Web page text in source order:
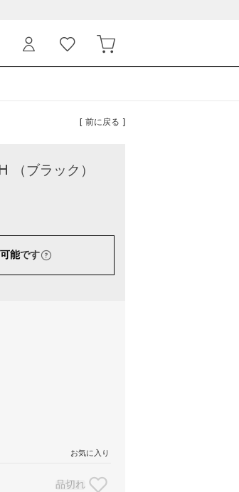
[ 前に戻る ]
（ブラック）
能です
お気に入り
品切れ